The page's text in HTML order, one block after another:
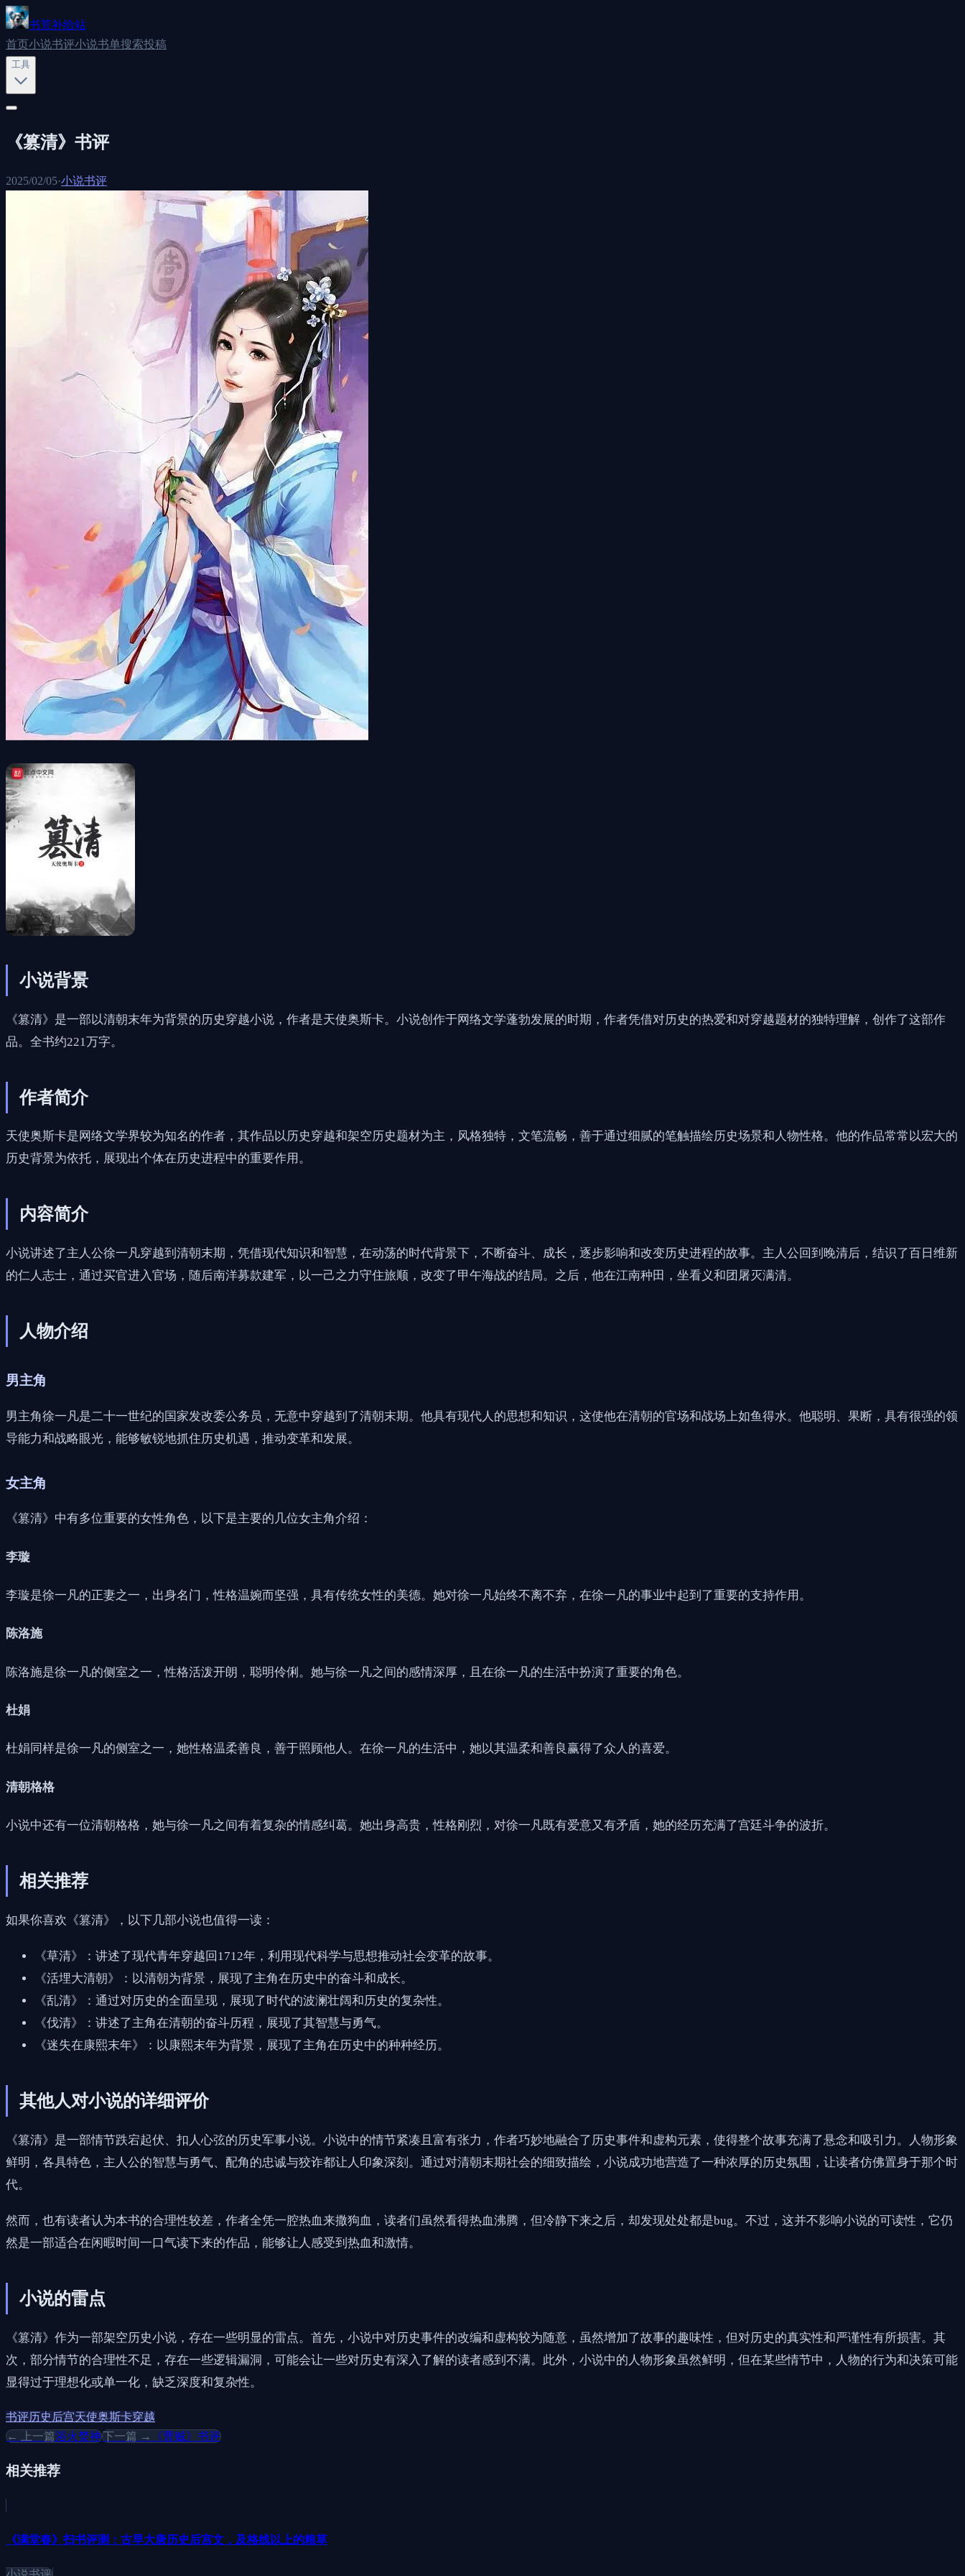
书荒补给站
首页小说书评小说书单搜索投稿
工具
《篡清》书评
2025/02/05·小说书评
小说背景
《篡清》是一部以清朝末年为背景的历史穿越小说，作者是天使奥斯卡。小说创作于网络文学蓬勃发展的时期，作者凭借对历史的热爱和对穿越题材的独特理解，创作了这部作
品。全书约221万字。
作者简介
天使奥斯卡是网络文学界较为知名的作者，其作品以历史穿越和架空历史题材为主，风格独特，文笔流畅，善于通过细腻的笔触描绘历史场景和人物性格。他的作品常常以宏大的
历史背景为依托，展现出个体在历史进程中的重要作用。
内容简介
小说讲述了主人公徐一凡穿越到清朝末期，凭借现代知识和智慧，在动荡的时代背景下，不断奋斗、成长，逐步影响和改变历史进程的故事。主人公回到晚清后，结识了百日维新
的仁人志士，通过买官进入官场，随后南洋募款建军，以一己之力守住旅顺，改变了甲午海战的结局。之后，他在江南种田，坐看义和团屠灭满清。
人物介绍
男主角
男主角徐一凡是二十一世纪的国家发改委公务员，无意中穿越到了清朝末期。他具有现代人的思想和知识，这使他在清朝的官场和战场上如鱼得水。他聪明、果断，具有很强的领
导能力和战略眼光，能够敏锐地抓住历史机遇，推动变革和发展。
女主角
《篡清》中有多位重要的女性角色，以下是主要的几位女主角介绍：
李璇
李璇是徐一凡的正妻之一，出身名门，性格温婉而坚强，具有传统女性的美德。她对徐一凡始终不离不弃，在徐一凡的事业中起到了重要的支持作用。
陈洛施
陈洛施是徐一凡的侧室之一，性格活泼开朗，聪明伶俐。她与徐一凡之间的感情深厚，且在徐一凡的生活中扮演了重要的角色。
杜娟
杜娟同样是徐一凡的侧室之一，她性格温柔善良，善于照顾他人。在徐一凡的生活中，她以其温柔和善良赢得了众人的喜爱。
清朝格格
小说中还有一位清朝格格，她与徐一凡之间有着复杂的情感纠葛。她出身高贵，性格刚烈，对徐一凡既有爱意又有矛盾，她的经历充满了宫廷斗争的波折。
相关推荐
如果你喜欢《篡清》，以下几部小说也值得一读：
《草清》：讲述了现代青年穿越回1712年，利用现代科学与思想推动社会变革的故事。
《活埋大清朝》：以清朝为背景，展现了主角在历史中的奋斗和成长。
《乱清》：通过对历史的全面呈现，展现了时代的波澜壮阔和历史的复杂性。
《伐清》：讲述了主角在清朝的奋斗历程，展现了其智慧与勇气。
《迷失在康熙末年》：以康熙末年为背景，展现了主角在历史中的种种经历。
其他人对小说的详细评价
《篡清》是一部情节跌宕起伏、扣人心弦的历史军事小说。小说中的情节紧凑且富有张力，作者巧妙地融合了历史事件和虚构元素，使得整个故事充满了悬念和吸引力。人物形象
鲜明，各具特色，主人公的智慧与勇气、配角的忠诚与狡诈都让人印象深刻。通过对清朝末期社会的细致描绘，小说成功地营造了一种浓厚的历史氛围，让读者仿佛置身于那个时
代。
然而，也有读者认为本书的合理性较差，作者全凭一腔热血来撒狗血，读者们虽然看得热血沸腾，但冷静下来之后，却发现处处都是bug。不过，这并不影响小说的可读性，它仍
然是一部适合在闲暇时间一口气读下来的作品，能够让人感受到热血和激情。
小说的雷点
《篡清》作为一部架空历史小说，存在一些明显的雷点。首先，小说中对历史事件的改编和虚构较为随意，虽然增加了故事的趣味性，但对历史的真实性和严谨性有所损害。其
次，部分情节的合理性不足，存在一些逻辑漏洞，可能会让一些对历史有深入了解的读者感到不满。此外，小说中的人物形象虽然鲜明，但在某些情节中，人物的行为和决策可能
显得过于理想化或单一化，缺乏深度和复杂性。
书评历史 后宫天使奥斯卡穿越
← 上一篇浴火焚神下一篇 → 《曹贼》书评
相关推荐
《满堂春》扫书评测：古早大唐历史后宫文，及格线以上的粮草